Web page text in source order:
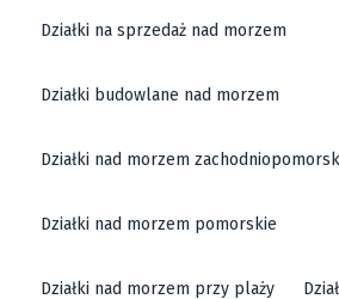
Działki na sprzedaż nad morzem
Działki budowlane nad morzem
Działki nad morzem
Działki nad morzem pomorskie
Działki nad morzem przy plaży